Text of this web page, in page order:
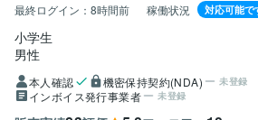
最終ログイン： 8時間前 稼働状況 対応可能で
小学生
男性
本人確認 機密保持契約(NDA) 未登録
インボイス発行事業者 未登録